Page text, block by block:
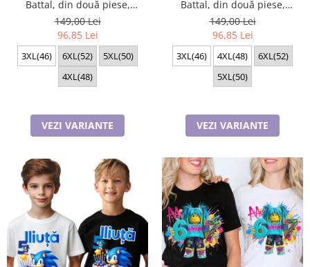
Battal, din două piese,
bumbac , Lux PIJ32974
149,00 Lei
96,85 Lei
3XL(46) 6XL(52)
5XL(50)
4XL(48)
VEZI VARIANTE
Battal, din două piese,
bumbac , Lux PIJ300025
149,00 Lei
96,85 Lei
3XL(46) 4XL(48)
6XL(52)
5XL(50)
VEZI VARIANTE